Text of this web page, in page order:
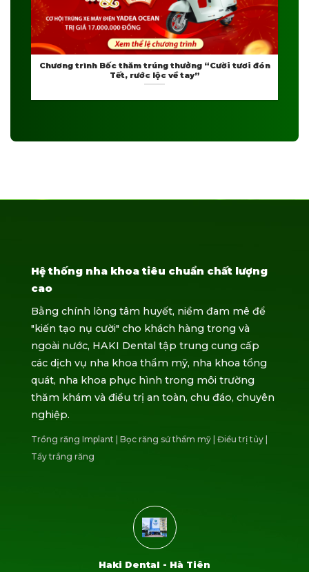
Chương trình Bốc thăm trúng thưởng “Cười tươi đón
Tết, rước lộc về tay”
Hệ thống nha khoa tiêu chuẩn chất lượng
cao
Bằng chính lòng tâm huyết, niềm đam mê để
"kiến tạo nụ cười" cho khách hàng trong và
ngoài nước, HAKI Dental tập trung cung cấp
các dịch vụ nha khoa thẩm mỹ, nha khoa tổng
quát, nha khoa phục hình trong môi trường
thăm khám và điều trị an toàn, chu đáo, chuyên
nghiệp.
Trồng răng Implant Bọc răng sứ thẩm mỹ Điều trị tủy
Tẩy trắng răng
Haki Dental - Hà Tiên